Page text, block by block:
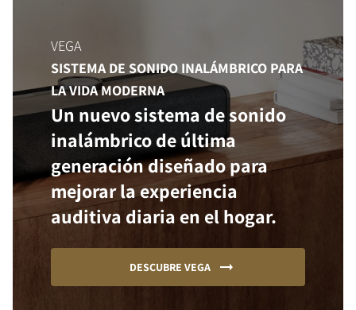
VEGA
SISTEMA DE SONIDO INALÁMBRICO PARA
LA VIDA MODERNA
Un nuevo sistema de sonido
inalámbrico de última
generación diseñado para
mejorar la experiencia
auditiva diaria en el hogar.
DESCUBRE VEGA